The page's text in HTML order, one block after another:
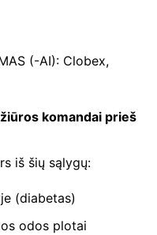
(-AI): Clobex,
komandai prieš
iš šių sąlygų:
(diabetas)
odos plotai